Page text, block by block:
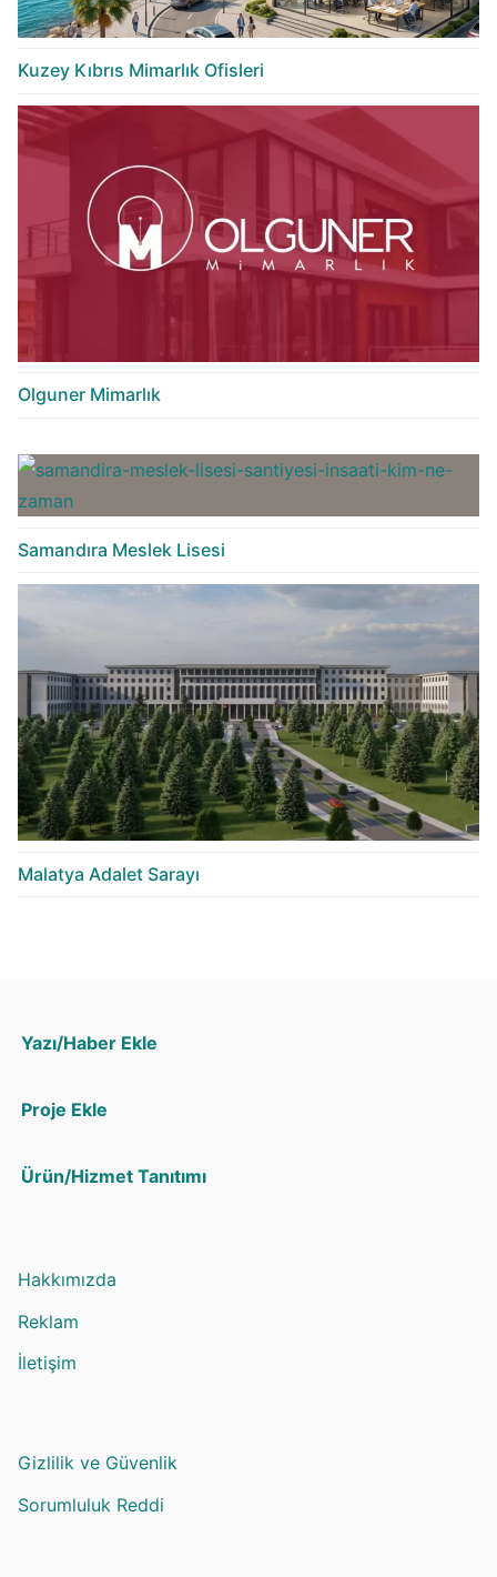
Kuzey Kıbrıs Mimarlık Ofisleri
Olguner Mimarlık
Samandıra Meslek Lisesi
Malatya Adalet Sarayı
Yazı/Haber Ekle
Proje Ekle
Ürün/Hizmet Tanıtımı
Hakkımızda
Reklam
İletişim
Gizlilik ve Güvenlik
Sorumluluk Reddi